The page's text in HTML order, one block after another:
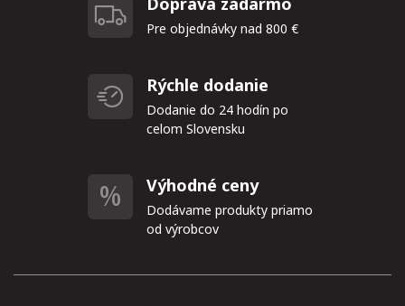
Pre objednávky nad 800 €
Rýchle dodanie
Dodanie do 24 hodín po
celom Slovensku
Výhodné ceny
Dodávame produkty priamo
od výrobcov